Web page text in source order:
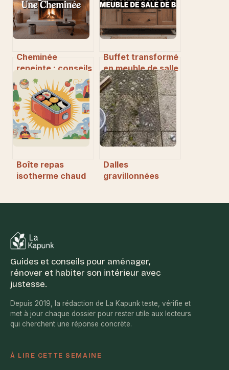
Cheminée
repeinte : conseils
et étapes pour
réussir votre
rénovation
Buffet transformé
en meuble de salle
de bain : guide
complet pour une
métamorphose
réussie
Boîte repas
isotherme chaud
Dalles
gravillonnées
Guides et conseils pour aménager,
rénover et habiter son intérieur avec
justesse.
Depuis 2019, la rédaction de La Kapunk teste, vérifie et
met à jour chaque dossier pour rester utile aux lecteurs
qui cherchent une réponse concrète.
À LIRE CETTE SEMAINE